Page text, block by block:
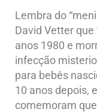
Lembra do
David Vetter
anos 1980 e
infecção
para bebês
10 anos depois,
comemoram